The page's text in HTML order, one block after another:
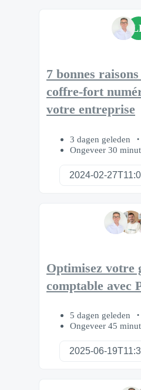
7 bonnes
coffre-fort
votre entreprise
3 dagen geleden
Ongeveer 30
Optimisez votre
comptable avec
5 dagen geleden
Ongeveer 45